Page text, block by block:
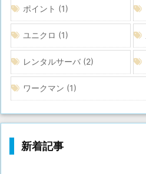
ポイント (1)
ユニクロ (1)
レンタルサーバ (2)
ワークマン (1)
新着記事